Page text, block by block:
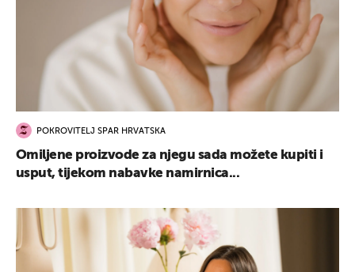
POKROVITELJ SPAR HRVATSKA
Omiljene proizvode za njegu sada možete kupiti i
usput, tijekom nabavke namirnica...